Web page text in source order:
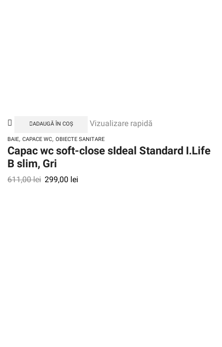
ADAUGĂ ÎN COȘ Vizualizare rapidă
BAIE, CAPACE WC, OBIECTE SANITARE
Capac wc soft-close sIdeal Standard I.Life
B slim, Gri
611,00lei 299,00 lei